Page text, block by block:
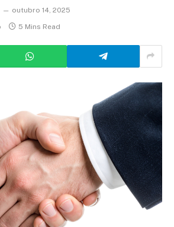
outubro 14, 2025
5 Mins Read